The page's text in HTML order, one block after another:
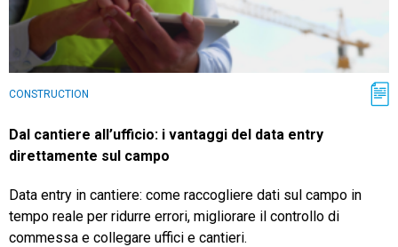
CONSTRUCTION
Dal cantiere all’ufficio: i vantaggi del data entry
direttamente sul campo
Data entry in cantiere: come raccogliere dati sul campo in
tempo reale per ridurre errori, migliorare il controllo di
commessa e collegare uffici e cantieri.